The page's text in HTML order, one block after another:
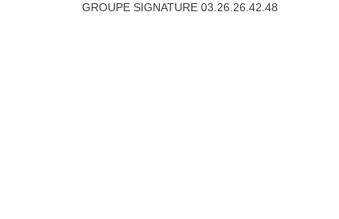
GROUPE SIGNATURE 03.26.26.42.48